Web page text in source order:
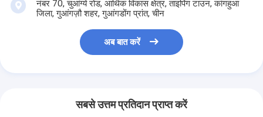
नंबर 70, चुआंग्ये रोड, आर्थिक विकास क्षेत्र, ताइपिंग टाउन, कांगहुआ
जिला, गुआंगज़ौ शहर, गुआंगडोंग प्रांत, चीन
अब बात करें
सबसे उत्तम प्रतिदान प्राप्त करें